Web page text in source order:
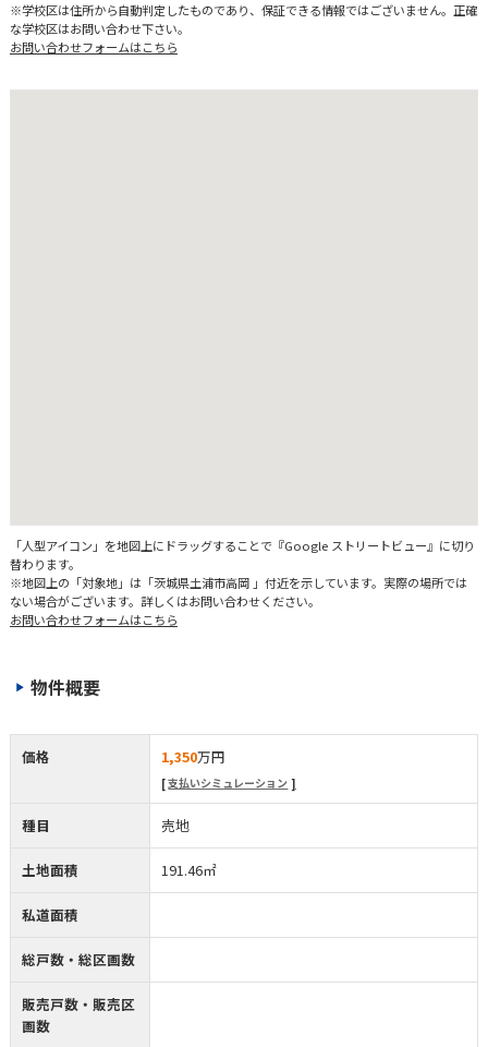
※学校区は住所から自動判定したものであり、保証できる情報ではございません。正確
な学校区はお問い合わせ下さい。
お問い合わせフォームはこちら
「人型アイコン」を地図上にドラッグすることで『Google ストリートビュー』に切り
替わります。
※地図上の「対象地」は「茨城県土浦市高岡 」付近を示しています。実際の場所では
ない場合がございます。詳しくはお問い合わせください。
お問い合わせフォームはこちら
物件概要
価格 1,350万円
支払いシミュレーション
種目 売地
土地面積 191.46㎡
私道面積
総戸数・総区画数
販売戸数・販売区
画数